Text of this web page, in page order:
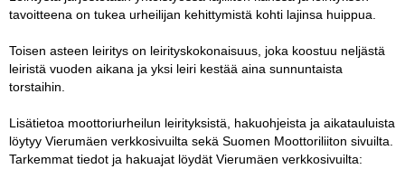
tavoitteena on tukea urheilijan kehittymistä kohti lajinsa huippua.
Toisen asteen leiritys on leirityskokonaisuus, joka koostuu neljästä
leiristä vuoden aikana ja yksi leiri kestää aina sunnuntaista
torstaihin.
Lisätietoa moottoriurheilun leirityksistä, hakuohjeista ja aikatauluista
löytyy Vierumäen verkkosivuilta sekä Suomen Moottoriliiton sivuilta.
Tarkemmat tiedot ja hakuajat löydät Vierumäen verkkosivuilta: